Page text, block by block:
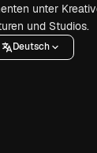
unter
und Studios.
Deutsch